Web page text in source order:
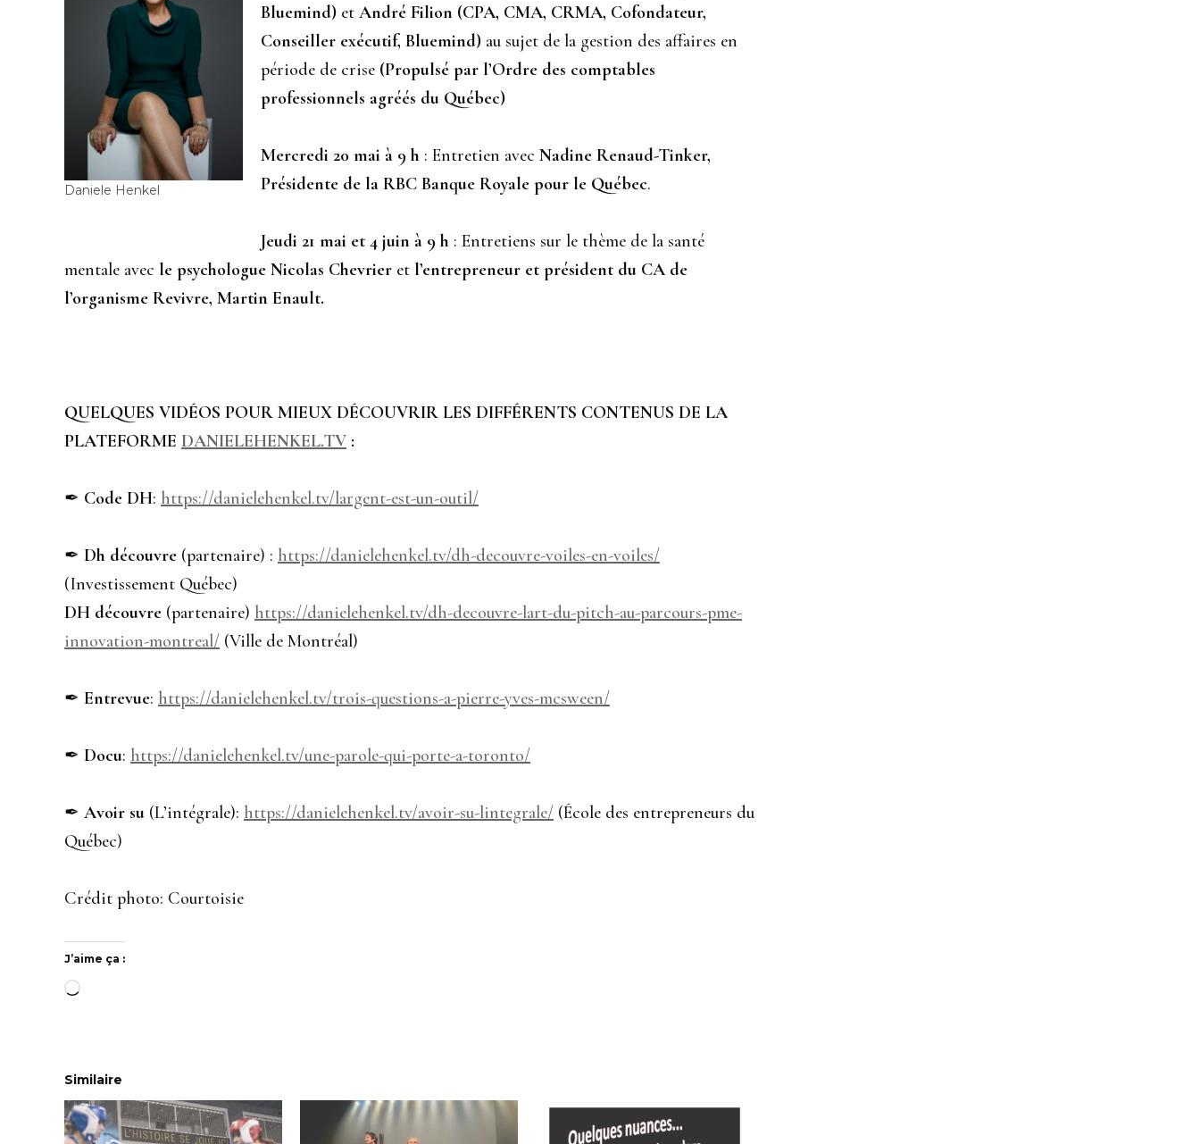
Daniele Henkel
Bluemind) et André Filion (CPA, CMA, CRMA, Cofondateur,
Conseiller exécutif, Bluemind) au sujet de la gestion des affaires en
période de crise (Propulsé par l’Ordre des comptables
professionnels agréés du Québec)
Mercredi 20 mai à 9 h : Entretien avec Nadine Renaud-Tinker,
Présidente de la RBC Banque Royale pour le Québec.
Jeudi 21 mai et 4 juin à 9 h : Entretiens sur le thème de la santé
mentale avec le psychologue Nicolas Chevrier et l’entrepreneur et président du CA de
l’organisme Revivre, Martin Enault.
QUELQUES VIDÉOS POUR MIEUX DÉCOUVRIR LES DIFFÉRENTS CONTENUS DE LA
PLATEFORME DANIELEHENKEL.TV :
✒︎ Code DH: https://danielehenkel.tv/largent-est-un-outil/
✒︎ Dh découvre (partenaire) : https://danielehenkel.tv/dh-decouvre-voiles-en-voiles/
(Investissement Québec)
DH découvre (partenaire) https://danielehenkel.tv/dh-decouvre-lart-du-pitch-au-parcours-pme-
innovation-montreal/ (Ville de Montréal)
✒︎ Entrevue: https://danielehenkel.tv/trois-questions-a-pierre-yves-mcsween/
✒︎ Docu: https://danielehenkel.tv/une-parole-qui-porte-a-toronto/
✒︎ Avoir su (L’intégrale): https://danielehenkel.tv/avoir-su-lintegrale/ (École des entrepreneurs du
Québec)
Crédit photo: Courtoisie
J’aime ça :
Chargement…
Similaire